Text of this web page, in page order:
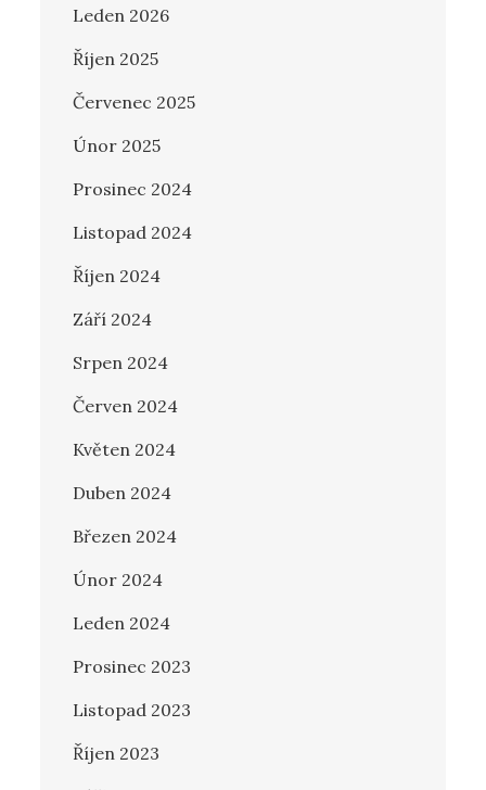
Leden 2026
Říjen 2025
Červenec 2025
Únor 2025
Prosinec 2024
Listopad 2024
Říjen 2024
Září 2024
Srpen 2024
Červen 2024
Květen 2024
Duben 2024
Březen 2024
Únor 2024
Leden 2024
Prosinec 2023
Listopad 2023
Říjen 2023